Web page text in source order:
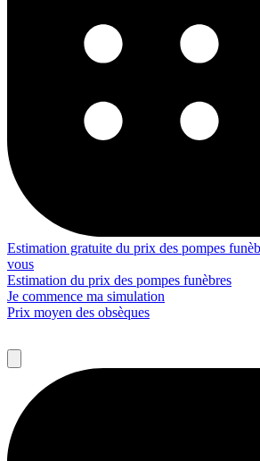
Estimation gratuite du prix des pompes
vous
Estimation du prix des pompes funèbres
Je commence ma simulation
Prix moyen des obsèques